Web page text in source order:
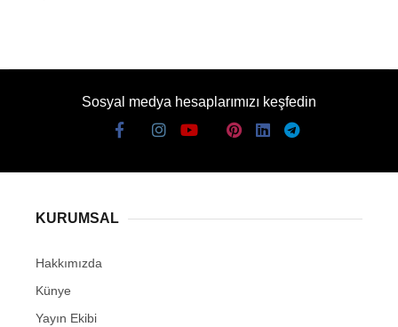
Sosyal medya hesaplarımızı keşfedin
KURUMSAL
Hakkımızda
Künye
Yayın Ekibi